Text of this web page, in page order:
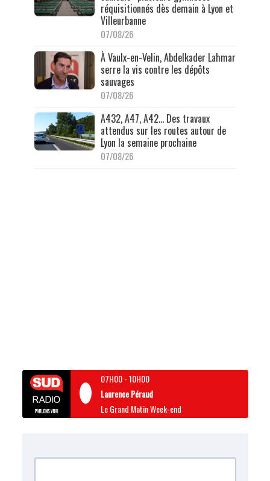
réquisitionnés dès demain à Lyon et
Villeurbanne
07/08/26
À Vaulx-en-Velin, Abdelkader Lahmar
serre la vis contre les dépôts
sauvages
07/08/26
A432, A47, A42… Des travaux
attendus sur les routes autour de
Lyon la semaine prochaine
07/08/26
07H00-10H00
Laurence Péraud
Le Grand Matin Week-end